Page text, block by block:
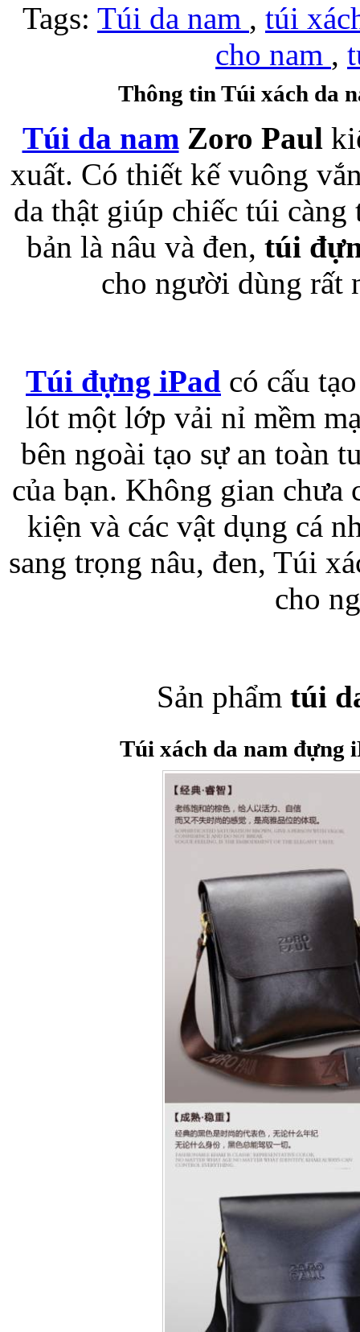
Ốp lưng Sony
Bao da samsung
Bao da Samsung
Ốp lưng iPhone
Bao da iPhone
Túi đựng
Bao da Samsung
Bao da
Tags: Túi da nam , túi
cho nam ,
Thông tin Túi xách da
Túi da namZoro Paul
xuất. Có thiết kế vuông
da thật giúp chiếc túi
bản là nâu và đen, túi
cho người dùng rất
Túi đựng iPad có cấu
lót một lớp vải nỉ mềm
bên ngoài tạo sự an toàn
của bạn. Không gian
kiện và các vật dụng cá
sang trọng nâu, đen, Túi
cho
Sản phẩm túi
Túi xách da nam đựng